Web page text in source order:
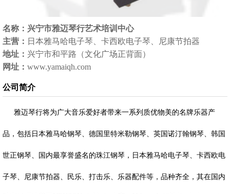
名称：兴宁市雅迈琴行艺术培训中心
主营： 日本雅马哈电子琴、卡西欧电子琴、尼康节拍器
地址： 兴宁市和平路（文化广场正背面）
网址： www.yamaiqh.com
公司简介
雅迈琴行将为广大音乐爱好者带来一系列质优物美的名牌乐器产
品，包括日本雅马哈钢琴、德国里特米勒钢琴、英国诺汀翰钢琴、韩国
世正钢琴、国内最享誉盛名的珠江钢琴，日本雅马哈电子琴、卡西欧电
子琴、尼康节拍器、民乐、打击乐、乐器配件等，品种齐全，其在国内